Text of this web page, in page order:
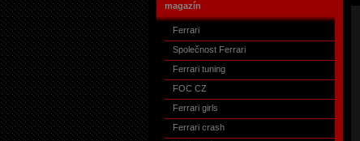
magazín
Ferrari
Společnost Ferrari
Ferrari tuning
FOC CZ
Ferrari girls
Ferrari crash